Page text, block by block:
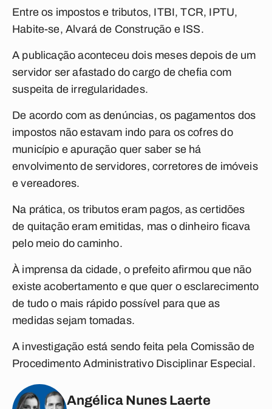
Entre os impostos e tributos, ITBI, TCR, IPTU,
Habite-se, Alvará de Construção e ISS.
A publicação aconteceu dois meses depois de um
servidor ser afastado do cargo de chefia com
suspeita de irregularidades.
De acordo com as denúncias, os pagamentos dos
impostos não estavam indo para os cofres do
município e apuração quer saber se há
envolvimento de servidores, corretores de imóveis
e vereadores.
Na prática, os tributos eram pagos, as certidões
de quitação eram emitidas, mas o dinheiro ficava
pelo meio do caminho.
À imprensa da cidade, o prefeito afirmou que não
existe acobertamento e que quer o esclarecimento
de tudo o mais rápido possível para que as
medidas sejam tomadas.
A investigação está sendo feita pela Comissão de
Procedimento Administrativo Disciplinar Especial.
Angélica Nunes Laerte